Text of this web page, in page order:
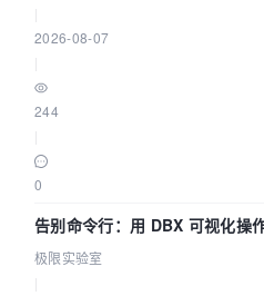
2026-08-07
244
0
告别命令行：用 DBX 可视化
极限实验室